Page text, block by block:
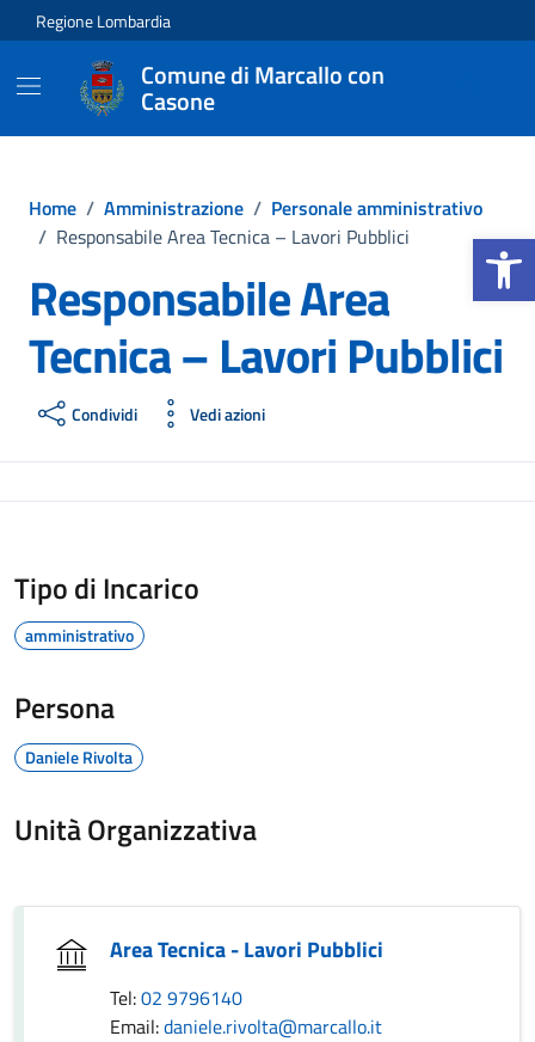
Apri la
Vai ai contenuti
Vai al footer
Regione Lombardia
Comune di Marcallo con
Casone
Home / Amministrazione / Personale amministrativo
/ Responsabile Area Tecnica – Lavori Pubblici
Responsabile Area
Tecnica – Lavori Pubblici
Condividi Vedi azioni
Tipo di Incarico
amministrativo
Persona
Daniele Rivolta
Unità Organizzativa
Area Tecnica - Lavori Pubblici
Tel:02 9796140
Email:daniele.rivolta@marcallo.it